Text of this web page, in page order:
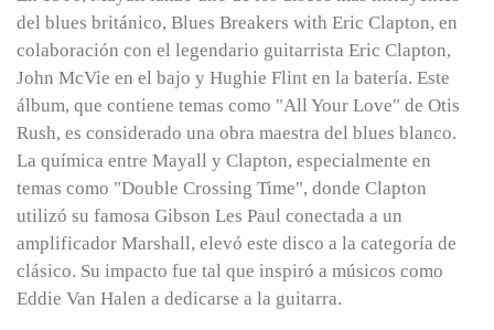
del blues británico, Blues Breakers with Eric Clapton, en
colaboración con el legendario guitarrista Eric Clapton,
John McVie en el bajo y Hughie Flint en la batería. Este
álbum, que contiene temas como "All Your Love" de Otis
Rush, es considerado una obra maestra del blues blanco.
La química entre Mayall y Clapton, especialmente en
temas como "Double Crossing Time", donde Clapton
utilizó su famosa Gibson Les Paul conectada a un
amplificador Marshall, elevó este disco a la categoría de
clásico. Su impacto fue tal que inspiró a músicos como
Eddie Van Halen a dedicarse a la guitarra.